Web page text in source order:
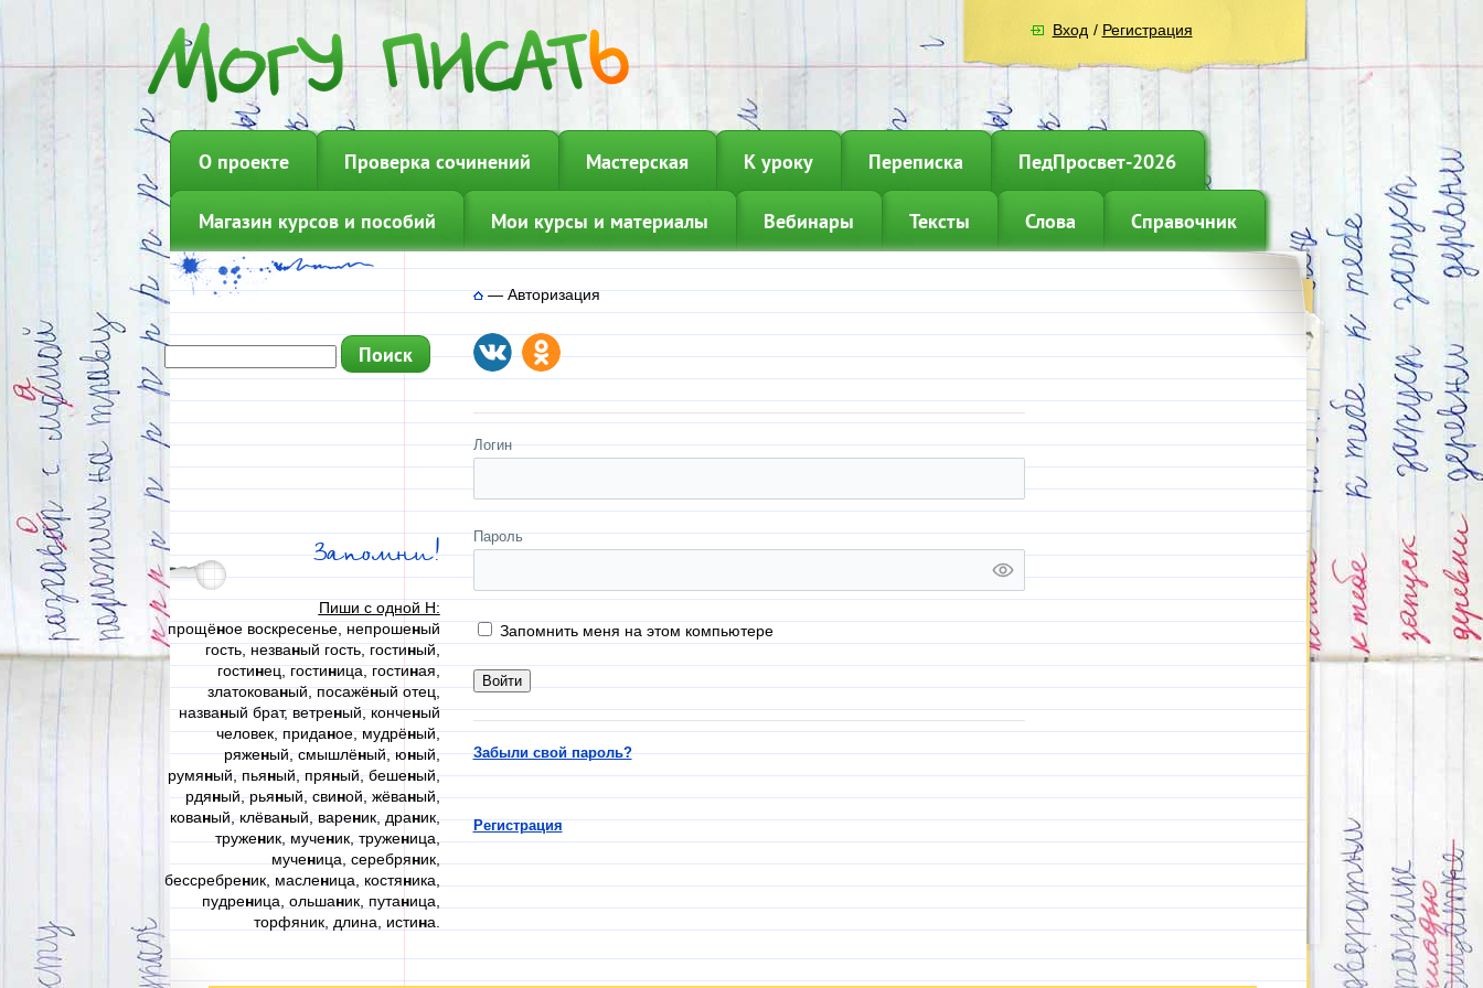
Вход / Регистрация
О проекте Проверка сочинений Мастерская К уроку Переписка ПедПросвет-2026
Магазин курсов и пособий Мои курсы и материалы Вебинары Тексты Слова Справочник
Запомни!
Пиши с одной Н:
прощёное воскресенье, непрошеный
гость, незваный гость, гостиный,
гостинец, гостиница, гостиная,
златокованый, посажёный отец,
названый брат, ветреный, конченый
человек, приданое, мудрёный,
ряженый, смышлёный, юный,
румяный, пьяный, пряный, бешеный,
рдяный, рьяный, свиной, жёваный,
кованый, клёваный, вареник, драник,
труженик, мученик, труженица,
мученица, серебряник,
бессребреник, масленица, костяника,
пудреница, ольшаник, путаница,
торфяник, длина, истина.
—Авторизация
Логин
Пароль
Запомнить меня на этом компьютере
Забыли свой пароль?
Регистрация